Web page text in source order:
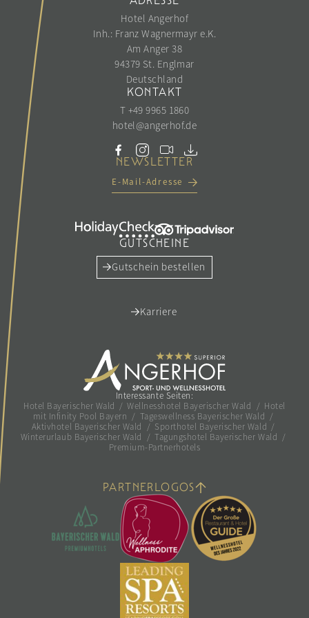
Hotel Angerhof
Inh.: Franz Wagnermayr e.K.
Am Anger 38
94379 St. Englmar
Deutschland
KONTAKT
T +49 9965 1860
hotel@angerhof.de
NEWSLETTER
E-Mail-Adresse
GUTSCHEINE
Gutschein bestellen
Karriere
Interessante Seiten:
Hotel Bayerischer Wald
/ Wellnesshotel Bayerischer Wald / Hotel
mit Infinity Pool Bayern / Tageswellness Bayerischer Wald
/
Aktivhotel Bayerischer Wald
/ Sporthotel Bayerischer Wald /
Winterurlaub Bayerischer Wald
/ Tagungshotel Bayerischer Wald
/
Premium-Partnerhotels
PARTNERLOGOS